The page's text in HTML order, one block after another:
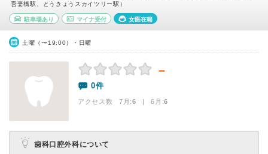
吾妻橋駅、とうきょうスカイツリー駅）
駐車場あり マイナ受付 女医在籍
土曜（〜19:00）・日曜
－
0件
アクセス数 7月:6 | 6月:6
歯科口腔外科について